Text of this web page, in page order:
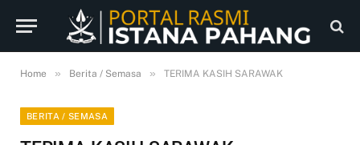
Home » Berita / Semasa » TERIMA KASIH SARAWAK
BERITA / SEMASA